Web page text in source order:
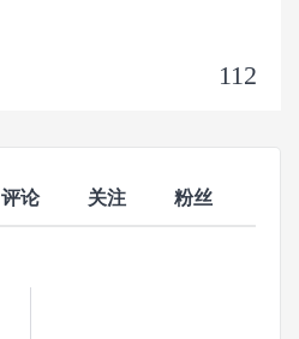
112
评论 关注 粉丝